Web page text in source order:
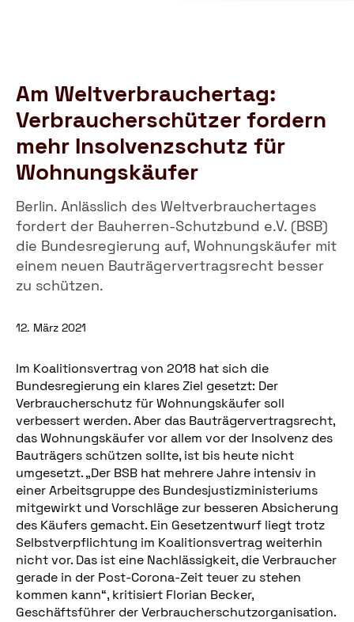
Am Weltverbrauchertag:
Verbraucherschützer fordern
mehr Insolvenzschutz für
Wohnungskäufer
Berlin. Anlässlich des Weltverbrauchertages
fordert der Bauherren-Schutzbund e.V. (BSB)
die Bundesregierung auf, Wohnungskäufer mit
einem neuen Bauträgervertragsrecht besser
zu schützen.
12. März 2021
Im Koalitionsvertrag von 2018 hat sich die
Bundesregierung ein klares Ziel gesetzt: Der
Verbraucherschutz für Wohnungskäufer soll
verbessert werden. Aber das Bauträgervertragsrecht,
das Wohnungskäufer vor allem vor der Insolvenz des
Bauträgers schützen sollte, ist bis heute nicht
umgesetzt. „Der BSB hat mehrere Jahre intensiv in
einer Arbeitsgruppe des Bundesjustizministeriums
mitgewirkt und Vorschläge zur besseren Absicherung
des Käufers gemacht. Ein Gesetzentwurf liegt trotz
Selbstverpflichtung im Koalitionsvertrag weiterhin
nicht vor. Das ist eine Nachlässigkeit, die Verbraucher
gerade in der Post-Corona-Zeit teuer zu stehen
kommen kann“, kritisiert Florian Becker,
Geschäftsführer der Verbraucherschutzorganisation.